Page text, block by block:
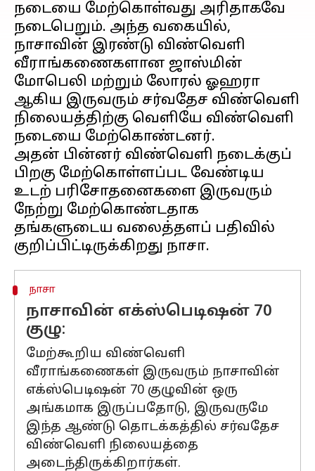
நடையை மேற்கொள்வது அரிதாகவே
நடைபெறும். அந்த வகையில்,
நாசாவின் இரண்டு விண்வெளி
வீராங்கணைகளான ஜாஸ்மின்
மோபெலி மற்றும் லோரல் ஓஹரா
ஆகிய இருவரும் சர்வதேச விண்வெளி
நிலையத்திற்கு வெளியே விண்வெளி
நடையை மேற்கொண்டனர்.
அதன் பின்னர் விண்வெளி நடைக்குப்
பிறகு மேற்கொள்ளப்பட வேண்டிய
உடற் பரிசோதனைகளை இருவரும்
நேற்று மேற்கொண்டதாக
தங்களுடைய வலைத்தளப் பதிவில்
நாசா
நாசாவின் எக்ஸ்பெடிஷன் 70
குழு:
மேற்கூறிய விண்வெளி
வீராங்கணைகள் இருவரும் நாசாவின்
எக்ஸ்பெடிஷன் 70 குழுவின் ஒரு
அங்கமாக இருப்பதோடு, இருவருமே
இந்த ஆண்டு தொடக்கத்தில் சர்வதேச
விண்வெளி நிலையத்தை
அடைந்திருக்கிறார்கள்.